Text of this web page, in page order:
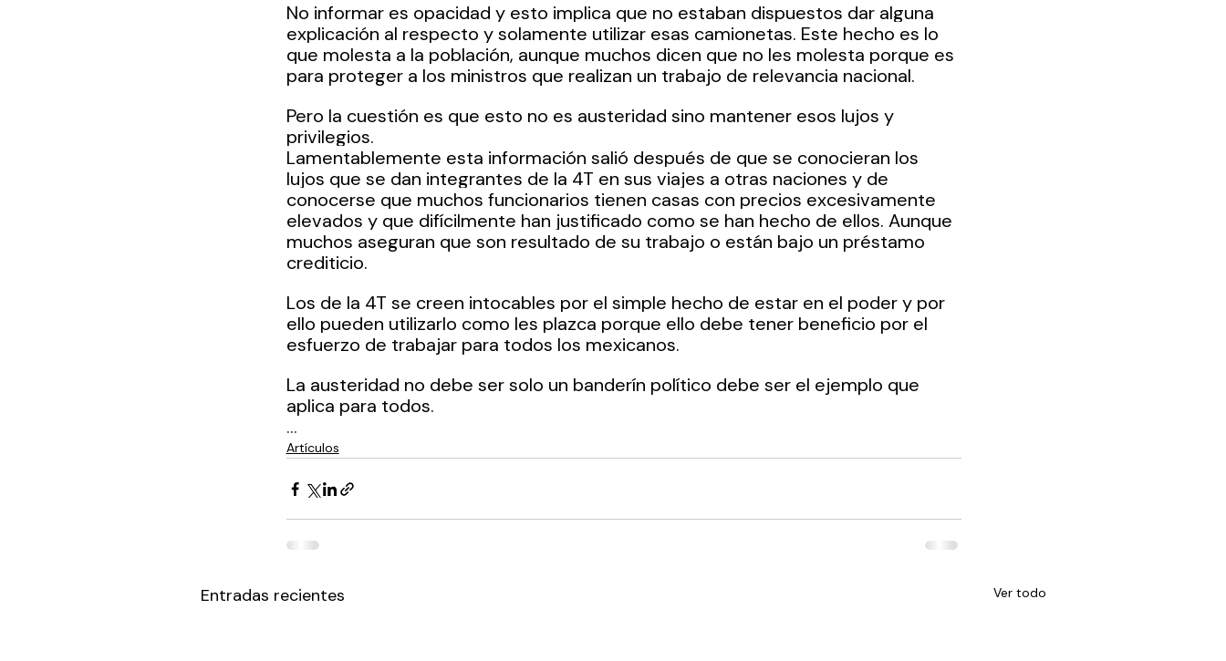
No informar es opacidad y esto implica que no estaban dispuestos dar alguna
explicación al respecto y solamente utilizar esas camionetas. Este hecho es lo
que molesta a la población, aunque muchos dicen que no les molesta porque es
para proteger a los ministros que realizan un trabajo de relevancia nacional.
Pero la cuestión es que esto no es austeridad sino mantener esos lujos y
privilegios.
Lamentablemente esta información salió después de que se conocieran los
lujos que se dan integrantes de la 4T en sus viajes a otras naciones y de
conocerse que muchos funcionarios tienen casas con precios excesivamente
elevados y que difícilmente han justificado como se han hecho de ellos. Aunque
muchos aseguran que son resultado de su trabajo o están bajo un préstamo
crediticio.
Los de la 4T se creen intocables por el simple hecho de estar en el poder y por
ello pueden utilizarlo como les plazca porque ello debe tener beneficio por el
esfuerzo de trabajar para todos los mexicanos.
La austeridad no debe ser solo un banderín político debe ser el ejemplo que
aplica para todos.
...
Artículos
Entradas recientes Ver todo